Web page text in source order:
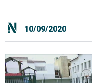
10/09/2020